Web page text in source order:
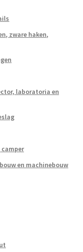
zware haken,
laboratoria en
en machinebouw